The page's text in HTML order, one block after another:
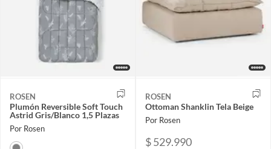
ROSEN
Plumón Reversible Soft Touch
Astrid Gris/Blanco 1,5 Plazas
Por Rosen
ROSEN
Ottoman Shanklin Tela Beige
Por Rosen
$ 529.990